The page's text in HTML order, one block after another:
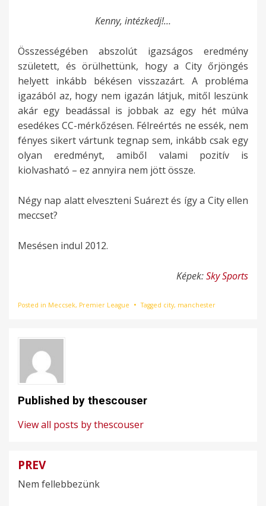
Kenny, intézkedj!…
Összességében abszolút igazságos eredmény
született, és örülhettünk, hogy a City őrjöngés
helyett inkább békésen visszazárt. A probléma
igazából az, hogy nem igazán látjuk, mitől leszünk
akár egy beadással is jobbak az egy hét múlva
esedékes CC-mérkőzésen. Félreértés ne essék, nem
fényes sikert vártunk tegnap sem, inkább csak egy
olyan eredményt, amiből valami pozitív is
kiolvasható – ez annyira nem jött össze.
Négy nap alatt elveszteni Suárezt és így a City ellen
meccset?
Mesésen indul 2012.
Képek:Sky Sports
Posted in Meccsek, Premier League Tagged city, manchester
Published by thescouser
View all posts by thescouser
Bejegyzés
navigáció
PREV
Nem fellebbezünk